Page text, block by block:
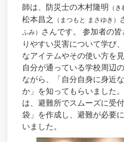
師は、防災士の木村隆明
（
松本昌之
（まつもと まさゆき）
ふみ）
さんです。 参加者の
りやすい災害について学び
なアイテムやその使い方を
自分が通っている学校周辺
ながら、「自分自身に身近
か」を知ってもらいました
は、避難所でスムーズに受
袋」を作成し、避難が必要
いました。